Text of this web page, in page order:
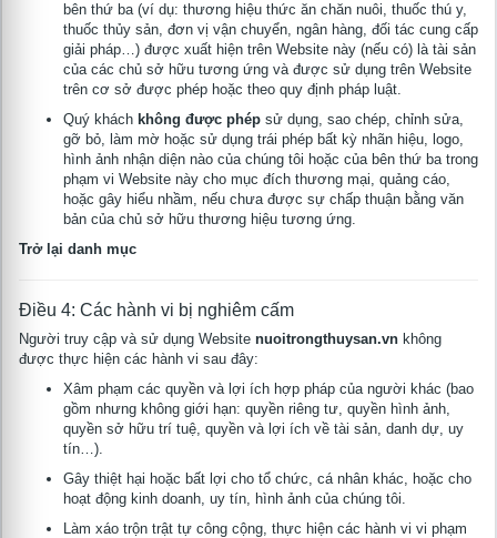
bên thứ ba (ví dụ: thương hiệu thức ăn chăn nuôi, thuốc thú y,
thuốc thủy sản, đơn vị vận chuyển, ngân hàng, đối tác cung cấp
giải pháp…) được xuất hiện trên Website này (nếu có) là tài sản
của các chủ sở hữu tương ứng và được sử dụng trên Website
trên cơ sở được phép hoặc theo quy định pháp luật.
Quý khách không được phép sử dụng, sao chép, chỉnh sửa,
gỡ bỏ, làm mờ hoặc sử dụng trái phép bất kỳ nhãn hiệu, logo,
hình ảnh nhận diện nào của chúng tôi hoặc của bên thứ ba trong
phạm vi Website này cho mục đích thương mại, quảng cáo,
hoặc gây hiểu nhầm, nếu chưa được sự chấp thuận bằng văn
bản của chủ sở hữu thương hiệu tương ứng.
Trở lại danh mục
Điều 4: Các hành vi bị nghiêm cấm
Người truy cập và sử dụng Website nuoitrongthuysan.vn không
được thực hiện các hành vi sau đây:
Xâm phạm các quyền và lợi ích hợp pháp của người khác (bao
gồm nhưng không giới hạn: quyền riêng tư, quyền hình ảnh,
quyền sở hữu trí tuệ, quyền và lợi ích về tài sản, danh dự, uy
tín…).
Gây thiệt hại hoặc bất lợi cho tổ chức, cá nhân khác, hoặc cho
hoạt động kinh doanh, uy tín, hình ảnh của chúng tôi.
Làm xáo trộn trật tự công cộng, thực hiện các hành vi vi phạm